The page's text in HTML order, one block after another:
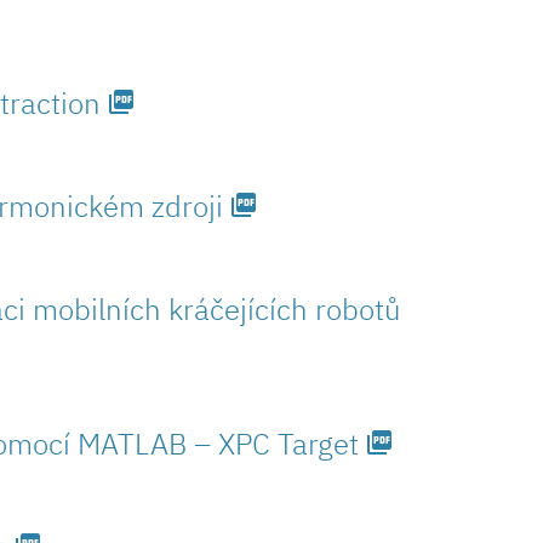
picture_as_pdf
zdroji picture_as_pdf
mobilních kráčejících robotů
MATLAB – XPC Target picture_as_pdf